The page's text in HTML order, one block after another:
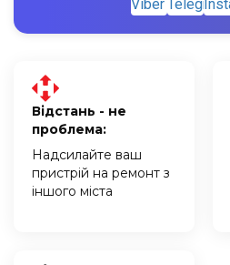
Відстань - не
проблема:
Надсилайте ваш
пристрій на ремонт з
іншого міста